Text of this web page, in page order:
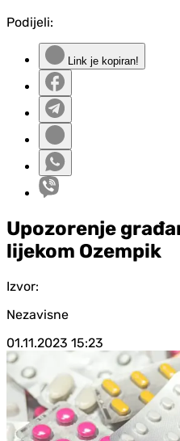
Podijeli:
Link je kopiran!
Upozorenje
lijekom Ozempik
Izvor:
Nezavisne
01.11.2023 15:23